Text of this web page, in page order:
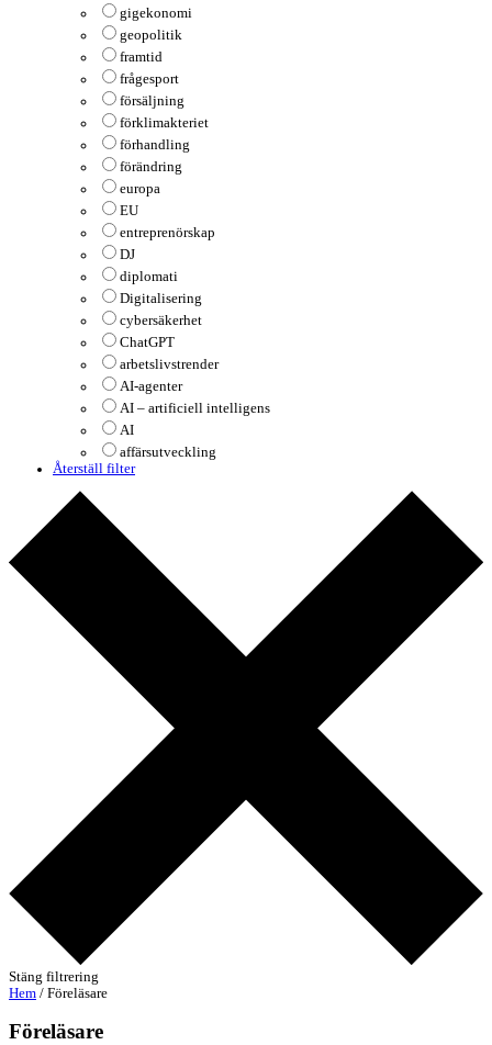
gigekonomi
geopolitik
framtid
frågesport
försäljning
förklimakteriet
förhandling
förändring
europa
EU
entreprenörskap
DJ
diplomati
Digitalisering
cybersäkerhet
ChatGPT
arbetslivstrender
AI-agenter
AI – artificiell intelligens
AI
affärsutveckling
Återställ filter
Stäng filtrering
Hem / Föreläsare
Föreläsare​